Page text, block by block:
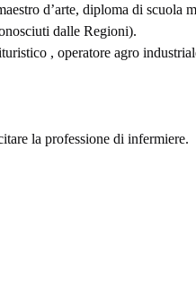
d’arte, diploma di scuola
dalle Regioni).
, operatore agro
la professione di infermiere.